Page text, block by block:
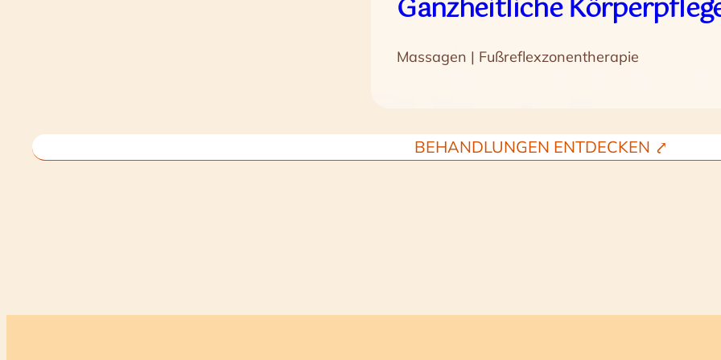
Ganzheitliche
Massagen | Fußreflexzonentherapie
BEHANDLUNGEN ENTDECKEN ⤤